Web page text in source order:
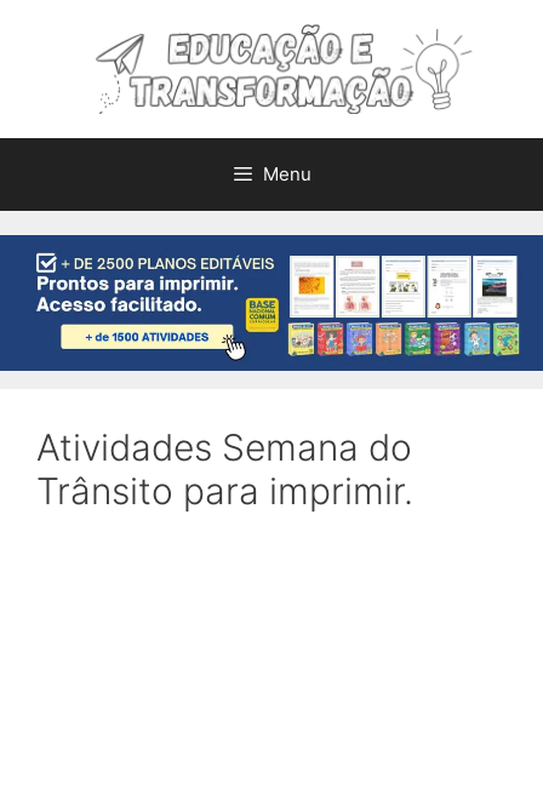
Menu
Atividades Semana do
Trânsito para imprimir.